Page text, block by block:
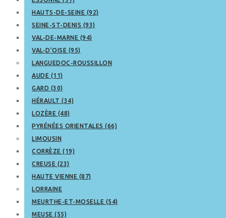
HAUTS-DE-SEINE (92)
SEINE-ST-DENIS (93)
VAL-DE-MARNE (94)
VAL-D’OISE (95)
LANGUEDOC-ROUSSILLON
AUDE (11)
GARD (30)
HÉRAULT (34)
LOZÈRE (48)
PYRÉNÉES ORIENTALES (66)
LIMOUSIN
CORRÈZE (19)
CREUSE (23)
HAUTE VIENNE (87)
LORRAINE
MEURTHE-ET-MOSELLE (54)
MEUSE (55)